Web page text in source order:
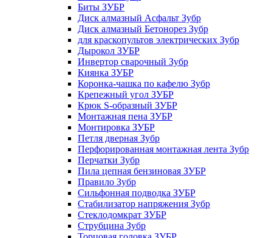
Биты ЗУБР
Диск алмазный Асфальт Зубр
Диск алмазный Бетонорез Зубр
для краскопультов электрических Зубр
Дырокол ЗУБР
Инвертор сварочный Зубр
Киянка ЗУБР
Коронка-чашка по кафелю Зубр
Крепежный угол ЗУБР
Крюк S-образный ЗУБР
Монтажная пена ЗУБР
Монтировка ЗУБР
Петля дверная Зубр
Перфорированная монтажная лента Зубр
Перчатки Зубр
Пила цепная бензиновая ЗУБР
Правило Зубр
Сильфонная подводка ЗУБР
Стабилизатор напряжения Зубр
Стеклодомкрат ЗУБР
Струбцина Зубр